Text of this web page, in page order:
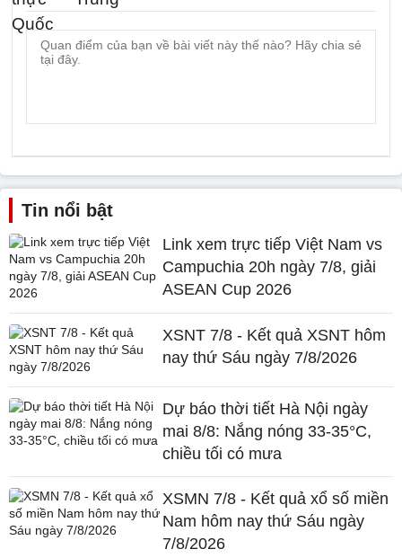
Tin nổi bật
Link xem trực tiếp Việt Nam vs
Campuchia 20h ngày 7/8, giải
ASEAN Cup 2026
XSNT 7/8 - Kết quả XSNT hôm
nay thứ Sáu ngày 7/8/2026
Dự báo thời tiết Hà Nội ngày
mai 8/8: Nắng nóng 33-35°C,
chiều tối có mưa
XSMN 7/8 - Kết quả xổ số miền
Nam hôm nay thứ Sáu ngày
7/8/2026